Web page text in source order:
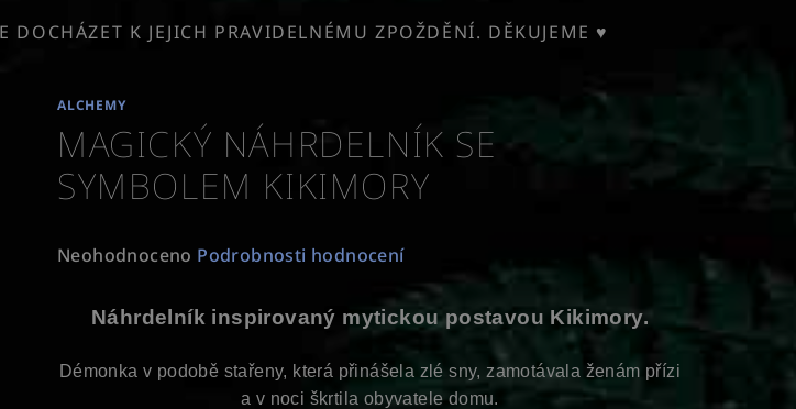
K JEJICH PRAVIDELNÉMU ZPOŽDĚNÍ. DĚKUJEME ♥
ALCHEMY
MAGICKÝ NÁHRDELNÍK SE
SYMBOLEM KIKIMORY
Průměrné
produktu
0,0
z
Neohodnoceno Podrobnosti hodnocení
Náhrdelník inspirovaný mytickou postavou Kikimory.
Démonka v podobě stařeny, která přinášela zlé sny, zamotávala ženám přízi
a v noci škrtila obyvatele domu.